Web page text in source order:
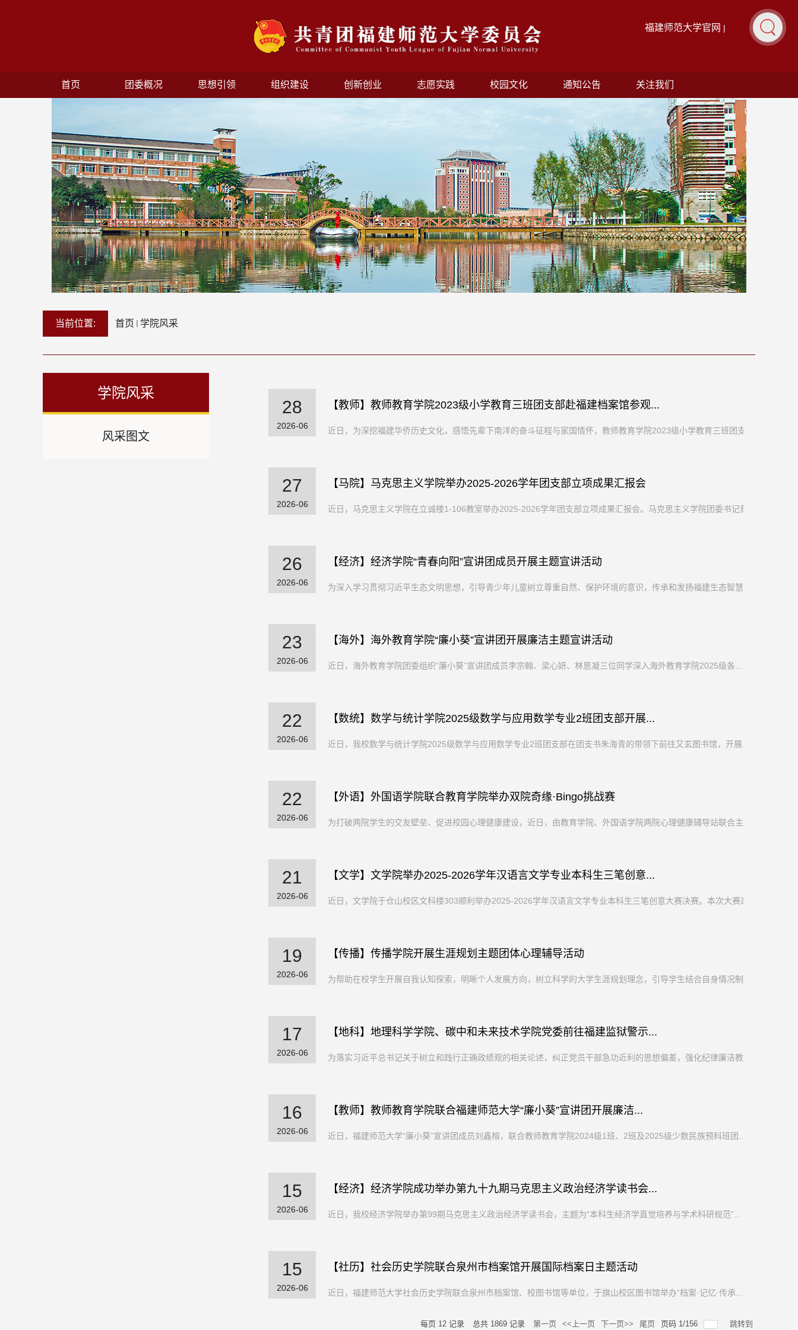
福建师范大学官网 |
首页 团委概况 思想引领 组织建设 创新创业 志愿实践 校园文化 通知公告 关注我们
当前位置: 首页 学院风采
学院风采
风采图文
28
2026-06
【教师】教师教育学院2023级小学教育三班团支部赴福建档案馆参观...
近日，为深挖福建华侨历史文化，感悟先辈下南洋的奋斗征程与家国情怀，教师教育学院2023级小学教育三班团支...
27
2026-06
【马院】马克思主义学院举办2025-2026学年团支部立项成果汇报会
近日，马克思主义学院在立诚楼1-106教室举办2025-2026学年团支部立项成果汇报会。马克思主义学院团委书记黄...
26
2026-06
【经济】经济学院“青春向阳”宣讲团成员开展主题宣讲活动
为深入学习贯彻习近平生态文明思想，引导青少年儿童树立尊重自然、保护环境的意识，传承和发扬福建生态智慧...
23
2026-06
【海外】海外教育学院“廉小葵”宣讲团开展廉洁主题宣讲活动
近日，海外教育学院团委组织“廉小葵”宣讲团成员李宗翰、梁心妍、林思凝三位同学深入海外教育学院2025级各...
22
2026-06
【数统】数学与统计学院2025级数学与应用数学专业2班团支部开展...
近日，我校数学与统计学院2025级数学与应用数学专业2班团支部在团支书朱海青的带领下前往又玄图书馆，开展...
22
2026-06
【外语】外国语学院联合教育学院举办双院奇缘·Bingo挑战赛
为打破两院学生的交友壁垒、促进校园心理健康建设，近日，由教育学院、外国语学院两院心理健康辅导站联合主...
21
2026-06
【文学】文学院举办2025-2026学年汉语言文学专业本科生三笔创意...
近日，文学院于仓山校区文科楼303顺利举办2025-2026学年汉语言文学专业本科生三笔创意大赛决赛。本次大赛邀...
19
2026-06
【传播】传播学院开展生涯规划主题团体心理辅导活动
为帮助在校学生开展自我认知探索，明晰个人发展方向，树立科学的大学生涯规划理念，引导学生结合自身情况制...
17
2026-06
【地科】地理科学学院、碳中和未来技术学院党委前往福建监狱警示...
为落实习近平总书记关于树立和践行正确政绩观的相关论述，纠正党员干部急功近利的思想偏差，强化纪律廉洁教...
16
2026-06
【教师】教师教育学院联合福建师范大学“廉小葵”宣讲团开展廉洁...
近日，福建师范大学“廉小葵”宣讲团成员刘鑫榕，联合教师教育学院2024级1班、2班及2025级少数民族预科班团...
15
2026-06
【经济】经济学院成功举办第九十九期马克思主义政治经济学读书会...
近日，我校经济学院举办第99期马克思主义政治经济学读书会，主题为“本科生经济学直觉培养与学术科研规范”...
15
2026-06
【社历】社会历史学院联合泉州市档案馆开展国际档案日主题活动
近日，福建师范大学社会历史学院联合泉州市档案馆、校图书馆等单位，于旗山校区图书馆举办“档案·记忆·传承...
每页 12 记录 总共 1869 记录 第一页 <<上一页 下一页>> 尾页 页码 1/156 跳转到